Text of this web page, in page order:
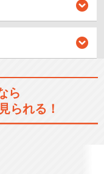
ら
られる！